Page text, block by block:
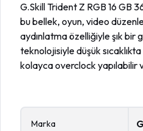
G.Skill Trident Z RGB 16 GB
bu bellek, oyun, video
aydınlatma özelliğiyle şık bir
teknolojisiyle düşük
kolayca overclock yapılabilir
Marka